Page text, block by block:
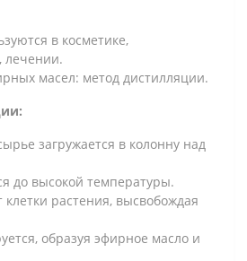
в косметике,
лечении.
масел: метод дистилляции.
загружается в колонну над
до высокой температуры.
растения, высвобождая
образуя эфирное масло и